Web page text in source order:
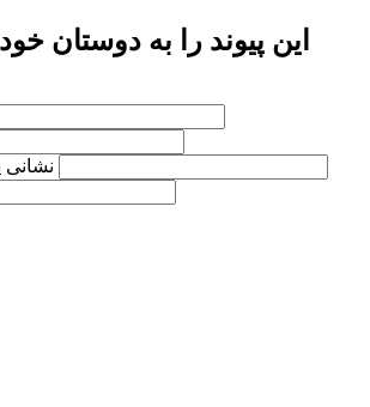
این پیوند را به دوستان
نشانی